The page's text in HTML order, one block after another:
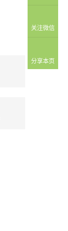
关注微信
分享本页